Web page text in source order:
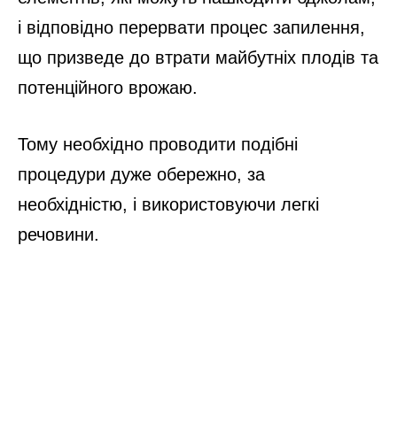
і відповідно перервати процес запилення,
що призведе до втрати майбутніх плодів та
потенційного врожаю.
Тому необхідно проводити подібні
процедури дуже обережно, за
необхідністю, і використовуючи легкі
речовини.